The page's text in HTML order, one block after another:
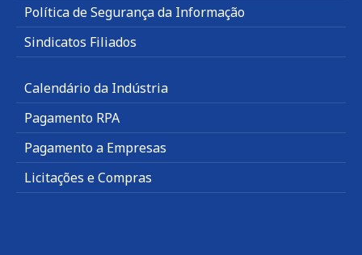
Política de Segurança da Informação
Sindicatos Filiados
Calendário da Indústria
Pagamento RPA
Pagamento a Empresas
Licitações e Compras